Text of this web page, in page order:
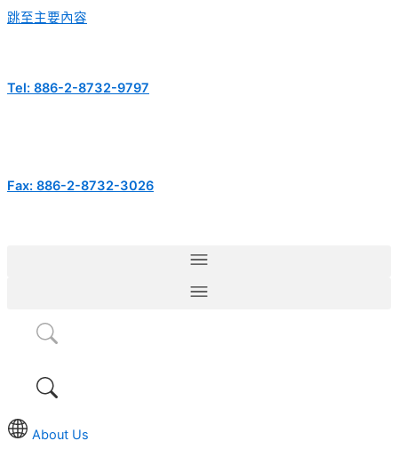
跳至主要內容
Tel: 886-2-8732-9797
Fax: 886-2-8732-3026
About Us